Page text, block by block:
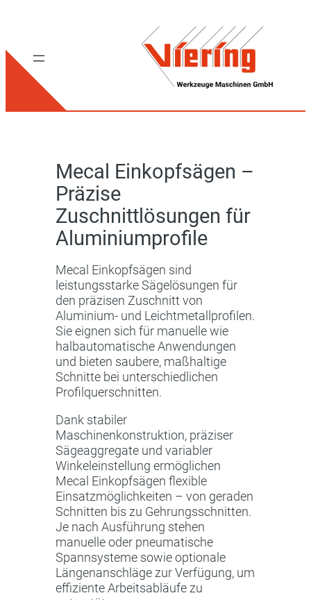
Mecal Einkopfsägen –
Präzise
Zuschnittlösungen für
Aluminiumprofile
Mecal Einkopfsägen sind
leistungsstarke Sägelösungen für
den präzisen Zuschnitt von
Aluminium- und Leichtmetallprofilen.
Sie eignen sich für manuelle wie
halbautomatische Anwendungen
und bieten saubere, maßhaltige
Schnitte bei unterschiedlichen
Profilquerschnitten.
Dank stabiler
Maschinenkonstruktion, präziser
Sägeaggregate und variabler
Winkeleinstellung ermöglichen
Mecal Einkopfsägen flexible
Einsatzmöglichkeiten – von geraden
Schnitten bis zu Gehrungsschnitten.
Je nach Ausführung stehen
manuelle oder pneumatische
Spannsysteme sowie optionale
Längenanschläge zur Verfügung, um
effiziente Arbeitsabläufe zu